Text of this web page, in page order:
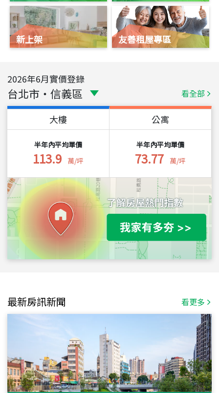
新上架 友善租屋專區
2026年6月實價登錄
台北市 ・ 信義區 看全部
大樓
半年內平均單價
113.9 萬/坪
公寓
半年內平均單價
73.77 萬/坪
最新房訊新聞 看更多